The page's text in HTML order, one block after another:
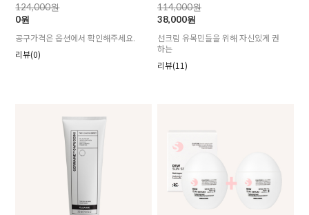
124,000원
0원
공구가격은 옵션에서 확인해주세요.
리뷰(0)
114,000원
38,000원
선크림 유목민들을 위해 자신있게 권
하는
리뷰(11)